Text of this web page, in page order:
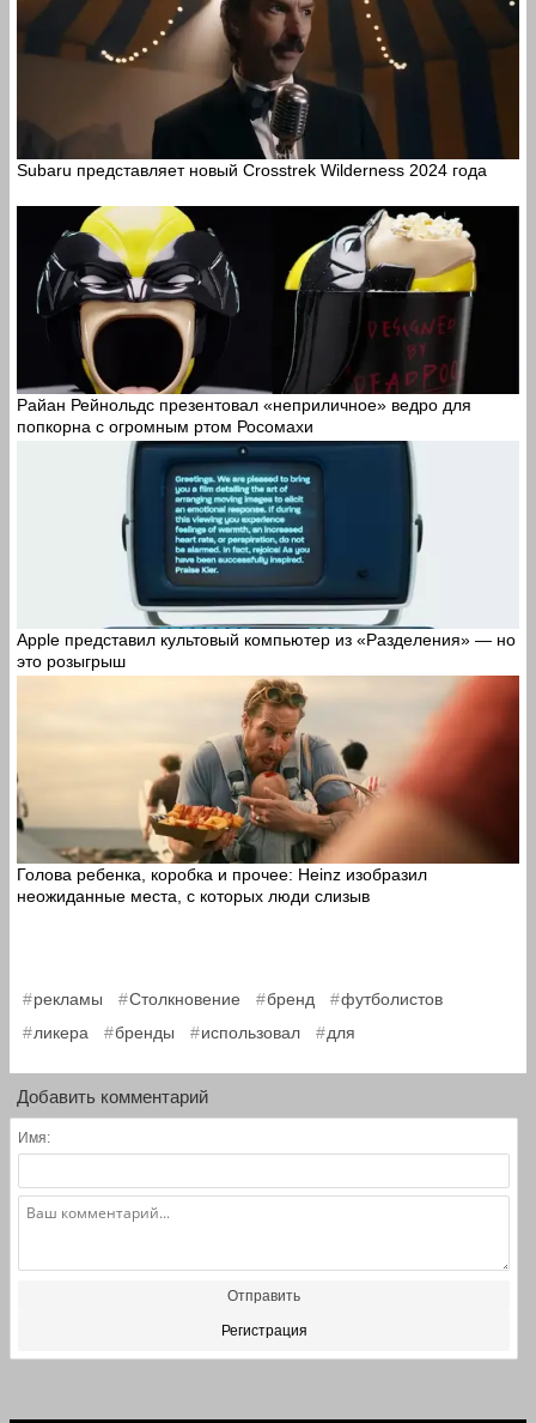
Subaru представляет новый Crosstrek Wilderness 2024 года
Райан Рейнольдс презентовал «неприличное» ведро для
попкорна с огромным ртом Росомахи
Apple представил культовый компьютер из «Разделения» — но
это розыгрыш
Голова ребенка, коробка и прочее: Heinz изобразил
неожиданные места, с которых люди слизыв
рекламы Столкновение бренд футболистов
ликера бренды использовал для
Добавить комментарий
Имя:
Отправить
Регистрация